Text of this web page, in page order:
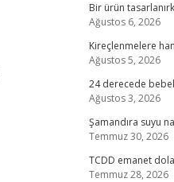
Bir ürün
Ağustos 6, 2026
Kireçlenmelere
Ağustos 5, 2026
24 derecede
Ağustos 3, 2026
Şamandıra suyu
Temmuz 30, 2026
TCDD emanet
Temmuz 28, 2026